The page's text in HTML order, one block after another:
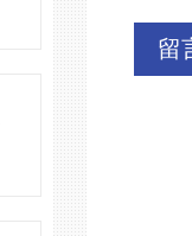
留